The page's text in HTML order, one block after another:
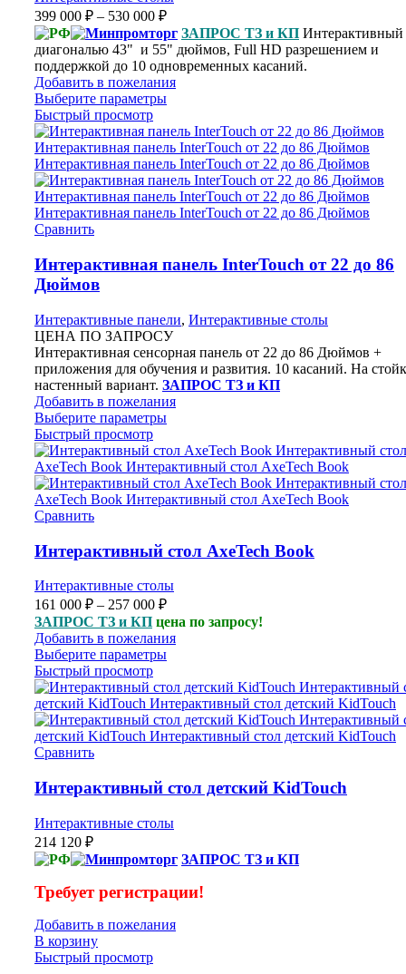
399 000 ₽ – 530 000 ₽
ЗАПРОС ТЗ и КП Интерактивный
диагональю 43" и 55" дюймов, Full HD разрешением и
поддержкой до 10 одновременных касаний.
Добавить в пожелания
Выберите параметры
Быстрый просмотр
Сравнить
Интерактивная панель InterTouch от 22 до 86
Дюймов
Интерактивные панели, Интерактивные столы
ЦЕНА ПО ЗАПРОСУ
Интерактивная сенсорная панель от 22 до 86 Дюймов +
приложения для обучения и развития. 10 касаний. На
настенный вариант. ЗАПРОС ТЗ и КП
Добавить в пожелания
Выберите параметры
Быстрый просмотр
Сравнить
Интерактивный стол AxeTech Book
Интерактивные столы
161 000 ₽ – 257 000 ₽
ЗАПРОС ТЗ и КП цена по запросу!
Добавить в пожелания
Выберите параметры
Быстрый просмотр
Сравнить
Интерактивный стол детский KidTouch
Интерактивные столы
214 120 ₽
ЗАПРОС ТЗ и КП
Требует регистрации!
Добавить в пожелания
В корзину
Быстрый просмотр